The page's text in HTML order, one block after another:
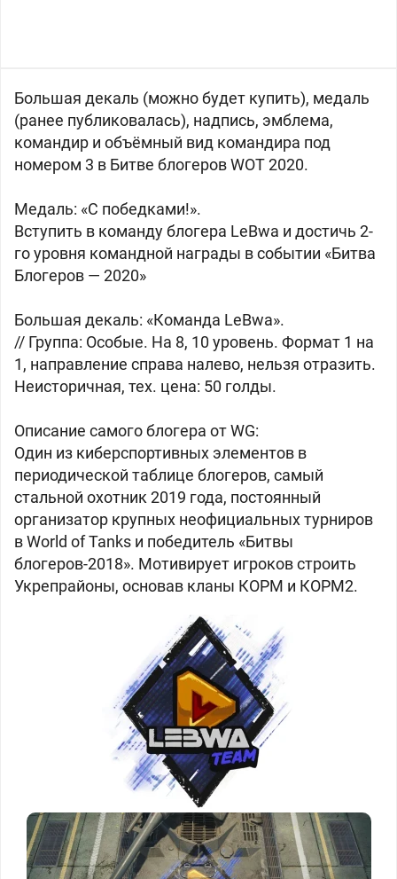
Большая декаль (можно будет купить), медаль
(ранее публиковалась), надпись, эмблема,
командир и объёмный вид командира под
номером 3 в Битве блогеров WOT 2020.
Медаль: «С победками!».
Вступить в команду блогера LeBwa и достичь 2-
го уровня командной награды в событии «Битва
Блогеров — 2020»
Большая декаль: «Команда LeBwa».
// Группа: Особые. На 8, 10 уровень. Формат 1 на
1, направление справа налево, нельзя отразить.
Неисторичная, тех. цена: 50 голды.
Описание самого блогера от WG:
Один из киберспортивных элементов в
периодической таблице блогеров, самый
стальной охотник 2019 года, постоянный
организатор крупных неофициальных турниров
в World of Tanks и победитель «Битвы
блогеров-2018». Мотивирует игроков строить
Укрепрайоны, основав кланы КОРМ и КОРМ2.